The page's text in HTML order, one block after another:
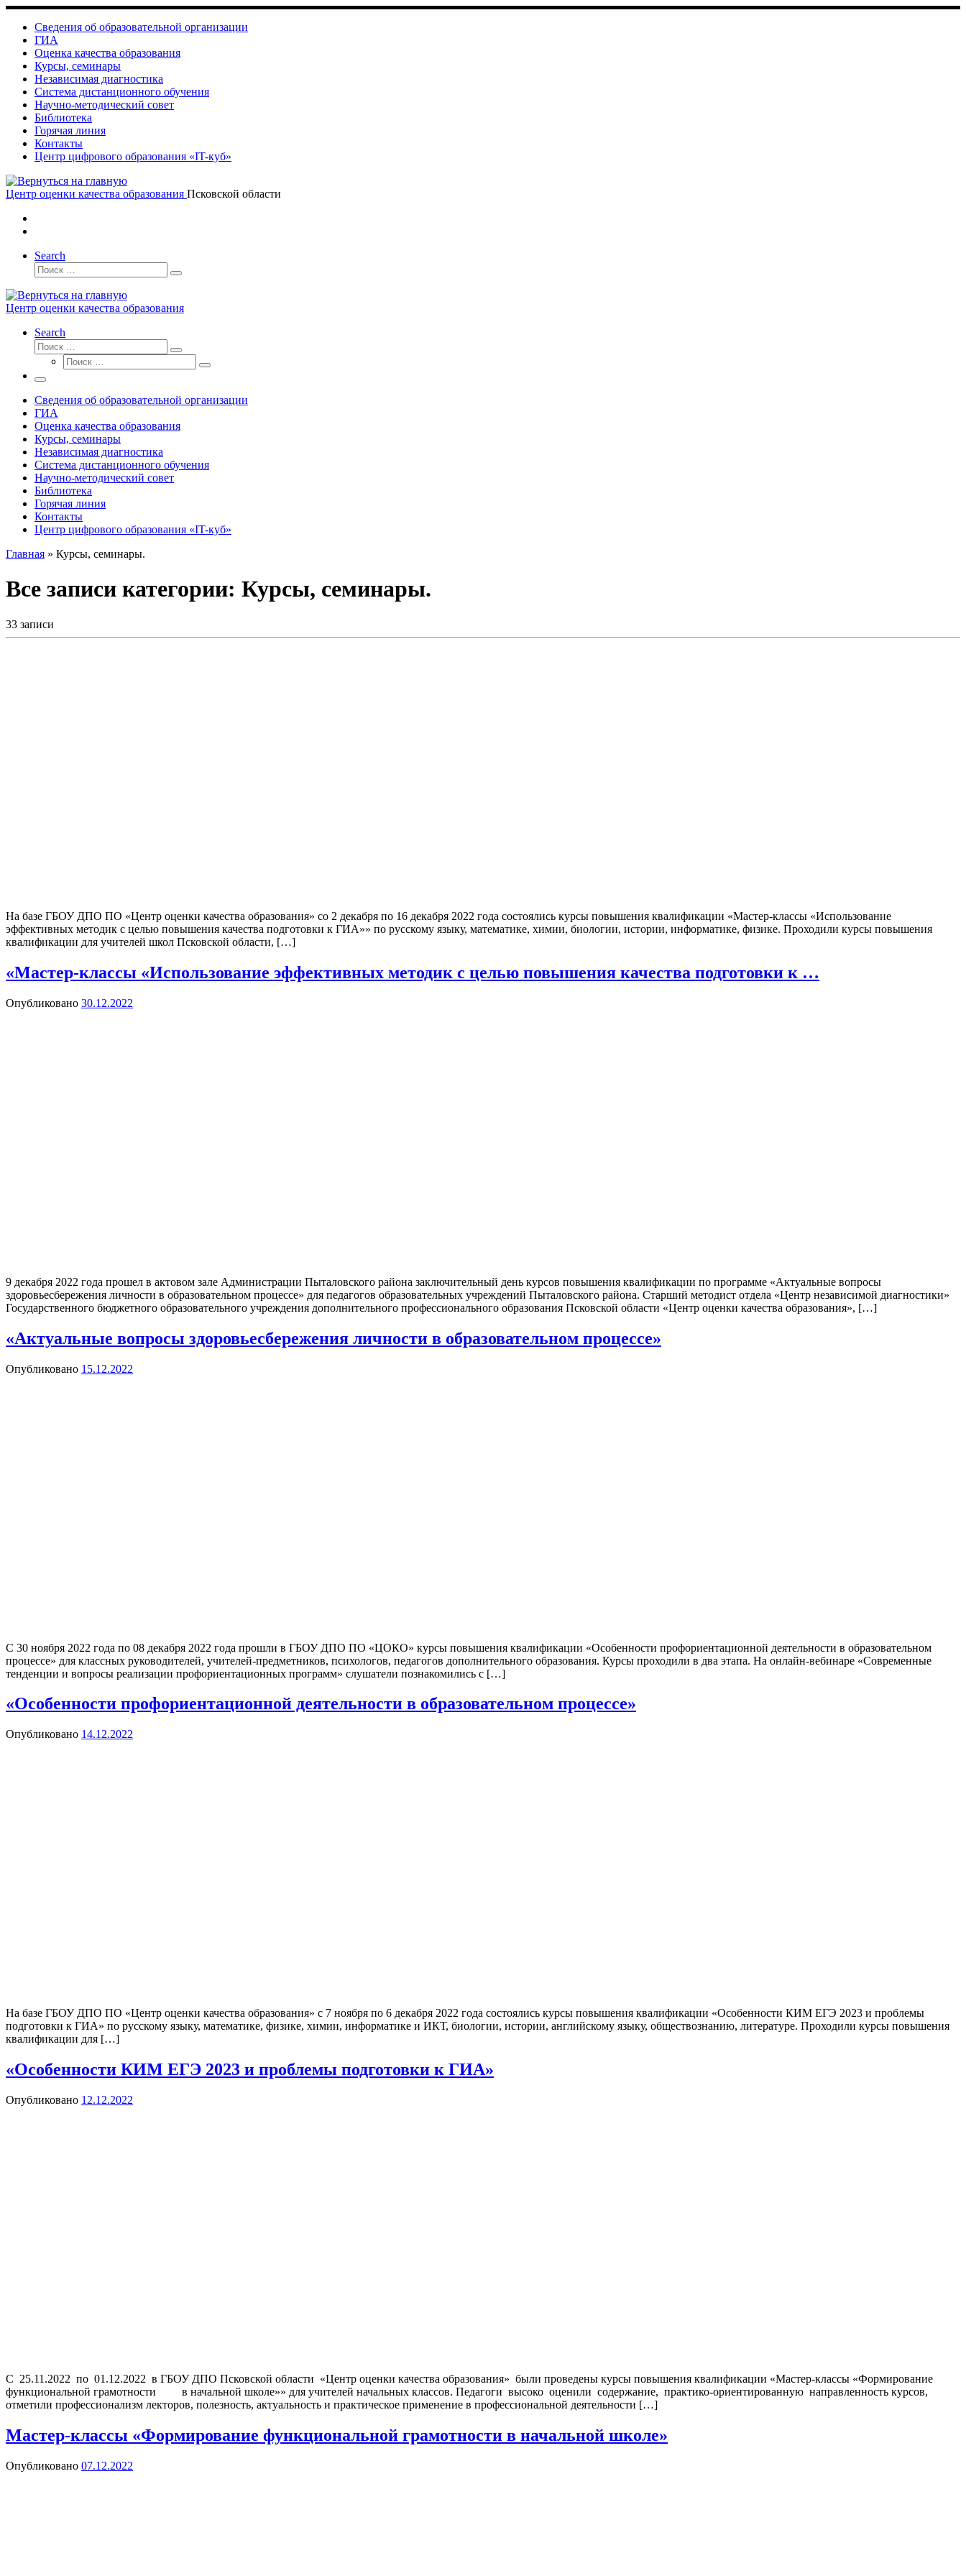
Skip
content
Сведения об образовательной организации
ГИА
Оценка качества образования
Курсы, семинары
Независимая диагностика
Система дистанционного обучения
Научно-методический совет
Библиотека
Горячая линия
Контакты
Центр цифрового образования «IT-куб»
Центр оценки качества образования Псковской области
Search
Поиск
Поиск
Центр оценки качества образования
Search
Поиск
Поиск
Поиск
Поиск
Меню
Сведения об образовательной организации
ГИА
Оценка качества образования
Курсы, семинары
Независимая диагностика
Система дистанционного обучения
Научно-методический совет
Библиотека
Горячая линия
Контакты
Центр цифрового образования «IT-куб»
Главная » Курсы, семинары.
Все записи категории: Курсы, семинары.
33 записи
На базе ГБОУ ДПО ПО «Центр оценки качества образования» со 2 декабря по 16 декабря 2022 года состоялись курсы повышения квалификации «Мастер-классы «Использование
эффективных методик с целью повышения качества подготовки к ГИА»» по русскому языку, математике, химии, биологии, истории, информатике, физике. Проходили курсы повышения
квалификации для учителей школ Псковской области, […]
«Мастер-классы «Использование эффективных методик с целью повышения качества подготовки к …
Опубликовано 30.12.2022
9 декабря 2022 года прошел в актовом зале Администрации Пыталовского района заключительный день курсов повышения квалификации по программе «Актуальные вопросы
здоровьесбережения личности в образовательном процессе» для педагогов образовательных учреждений Пыталовского района. Старший методист отдела «Центр независимой диагностики»
Государственного бюджетного образовательного учреждения дополнительного профессионального образования Псковской области «Центр оценки качества образования», […]
«Актуальные вопросы здоровьесбережения личности в образовательном процессе»
Опубликовано 15.12.2022
С 30 ноября 2022 года по 08 декабря 2022 года прошли в ГБОУ ДПО ПО «ЦОКО» курсы повышения квалификации «Особенности профориентационной деятельности в образовательном
процессе» для классных руководителей, учителей-предметников, психологов, педагогов дополнительного образования. Курсы проходили в два этапа. На онлайн-вебинаре «Современные
тенденции и вопросы реализации профориентационных программ» слушатели познакомились с […]
«Особенности профориентационной деятельности в образовательном процессе»
Опубликовано 14.12.2022
На базе ГБОУ ДПО ПО «Центр оценки качества образования» с 7 ноября по 6 декабря 2022 года состоялись курсы повышения квалификации «Особенности КИМ ЕГЭ 2023 и проблемы
подготовки к ГИА» по русскому языку, математике, физике, химии, информатике и ИКТ, биологии, истории, английскому языку, обществознанию, литературе. Проходили курсы повышения
квалификации для […]
«Особенности КИМ ЕГЭ 2023 и проблемы подготовки к ГИА»
Опубликовано 12.12.2022
С 25.11.2022 по 01.12.2022 в ГБОУ ДПО Псковской области «Центр оценки качества образования» были проведены курсы повышения квалификации «Мастер-классы «Формирование
функциональной грамотности в начальной школе»» для учителей начальных классов. Педагоги высоко оценили содержание, практико-ориентированную направленность курсов,
отметили профессионализм лекторов, полезность, актуальность и практическое применение в профессиональной деятельности […]
Мастер-классы «Формирование функциональной грамотности в начальной школе»
Опубликовано 07.12.2022